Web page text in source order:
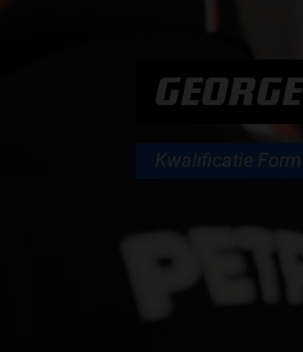
Kwalificatie
HOE TE
PODCAST F1 AAN
PODCAST